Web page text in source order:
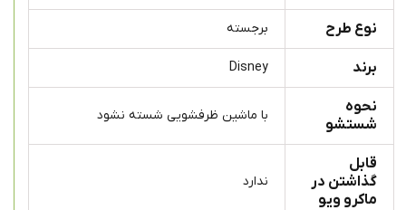
نوع طرح برجسته
برند Disney
نحوه
شستشو
با ماشین ظرفشویی شسته نشود
قابل
گذاشتن در
ماکرو ویو
ندارد